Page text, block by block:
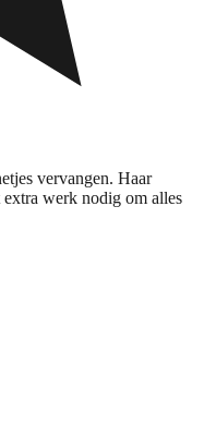
vervangen. Haar
werk nodig om alles